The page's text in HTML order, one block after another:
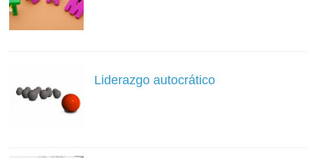
Liderazgo autocrático